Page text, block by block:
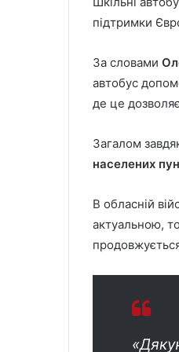
підтримки
За словами
автобус
де це
Загалом
населених
В обласній
актуальною,